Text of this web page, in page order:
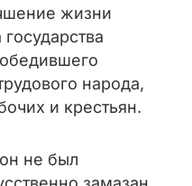
жизни
народа,
и крестьян.
не был